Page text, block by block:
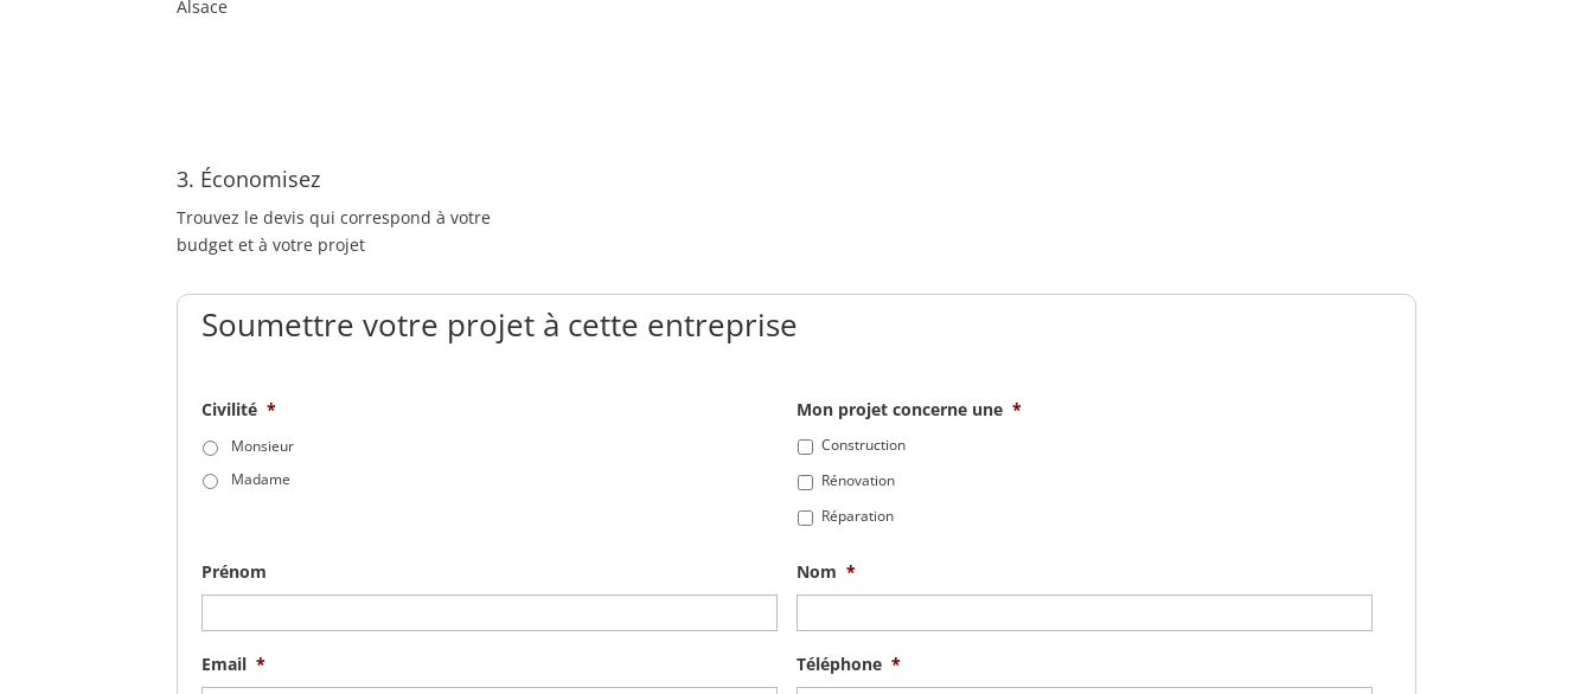
Alsace
3. Économisez
Trouvez le devis qui correspond à votre
budget et à votre projet
Soumettre votre projet à cette entreprise
Civilité *
Monsieur
Madame
Mon projet concerne une *
Construction
Rénovation
Réparation
Prénom Nom *
Email * Téléphone *